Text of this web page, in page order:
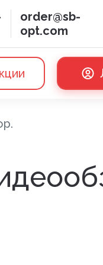
order@sb-
opt.com